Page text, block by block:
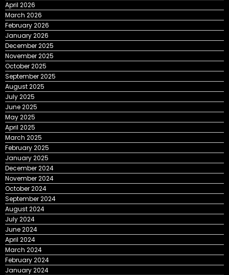
April 2026
March 2026
February 2026
January 2026
December 2025
November 2025
October 2025
September 2025
August 2025
July 2025
June 2025
May 2025
April 2025
March 2025
February 2025
January 2025
December 2024
November 2024
October 2024
September 2024
August 2024
July 2024
June 2024
April 2024
March 2024
February 2024
January 2024